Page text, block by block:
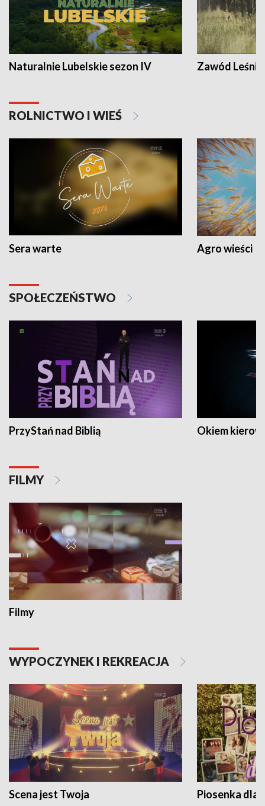
Naturalnie Lubelskie sezon IV Zawód Leśnik
ROLNICTWO I WIEŚ
Sera warte Agro wieści
SPOŁECZEŃSTWO
PrzyStań nad Biblią Okiem
FILMY
Filmy
WYPOCZYNEK I REKREACJA
Scena jest Twoja Piosenka dla